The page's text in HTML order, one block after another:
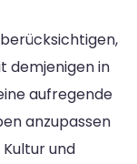
demjenigen in
aufregende
anzupassen
und